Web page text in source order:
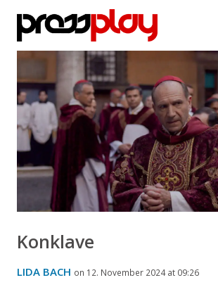
Konklave
LIDA BACH on 12. November 2024 at 09:26